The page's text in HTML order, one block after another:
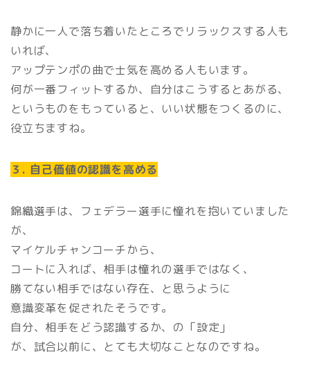
静かに一人で落ち着いたところでリラックスする人も
いれば、
アップテンポの曲で士気を高める人もいます。
何が一番フィットするか、自分はこうするとあがる、
というものをもっていると、いい状態をつくるのに、
役立ちますね。
３. 自己価値の認識を高める
錦織選手は、フェデラー選手に憧れを抱いていました
が、
マイケルチャンコーチから、
コートに入れば、相手は憧れの選手ではなく、
勝てない相手ではない存在、と思うように
意識変革を促されたそうです。
自分、相手をどう認識するか、の「設定」
が、試合以前に、とても大切なことなのですね。